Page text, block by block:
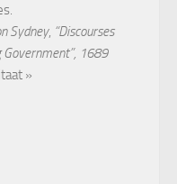
Sydney, “Discourses
Government”, 1689
»